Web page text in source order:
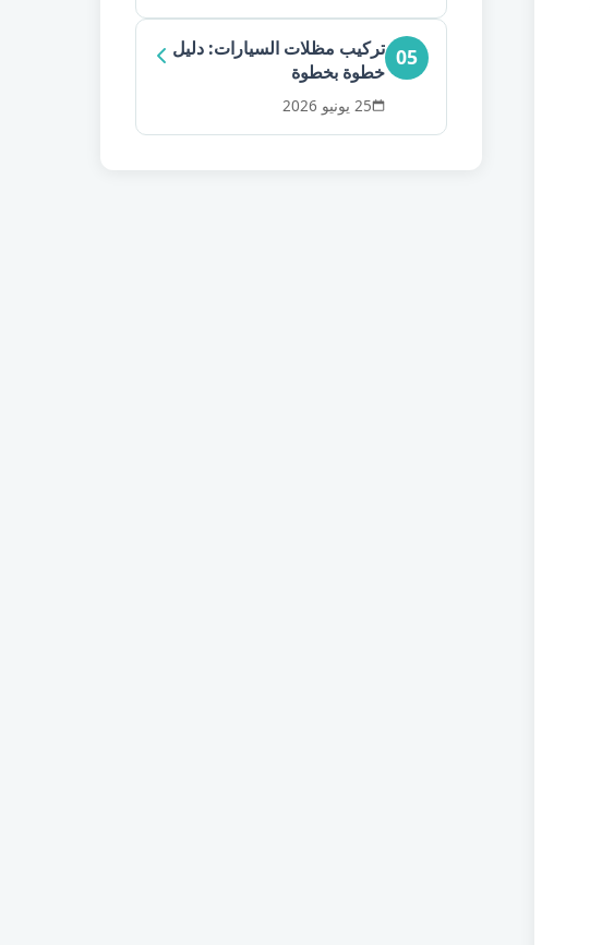
05 تركيب مظلات السيارات: دليل
خطوة بخطوة
25 يونيو 2026